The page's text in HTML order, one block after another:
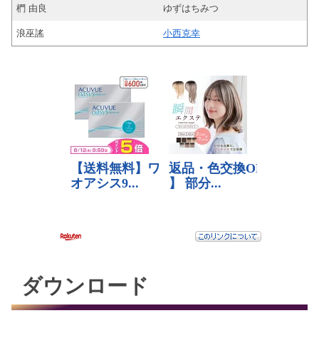
椚 由良 ゆずはちみつ
浪巫謠 小西克幸
ダウンロード